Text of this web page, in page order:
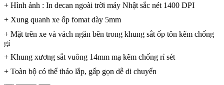
+ Hình ảnh : In decan ngoài trời máy Nhật sắc nét 1400 DPI
+ Xung quanh xe ốp fomat dày 5mm
+ Mặt trên xe và vách ngăn bên trong khung sắt ốp tôn kẽm chống
gỉ
+ Khung xương sắt vuông 14mm mạ kẽm chống rỉ sét
+ Toàn bộ có thể tháo lắp, gấp gọn dễ di chuyển